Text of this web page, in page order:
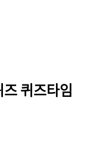
퀴즈타임